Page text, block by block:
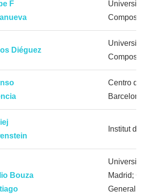
F
Diéguez
Centro de
Barcelona
Institut de
Bouza
Madrid;
General